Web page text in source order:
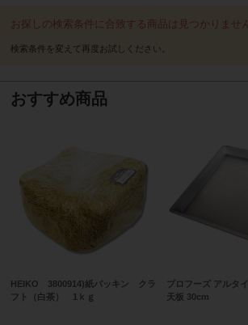
お探しの検索条件に合致する商品は見つかりませ
おすすめ商品
HEIKO 3800914)紙パッキン クラ
フト（白茶） 1ｋｇ
プロフーズ アルタ
天板 30cm